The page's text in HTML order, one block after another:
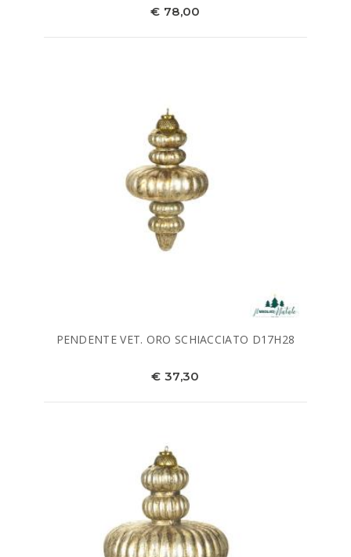
€ 78,00
PENDENTE VET. ORO SCHIACCIATO D17H28
€ 37,30